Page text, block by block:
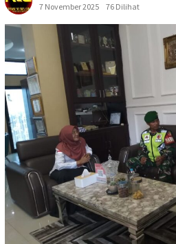
7 November 2025
76 Dilihat